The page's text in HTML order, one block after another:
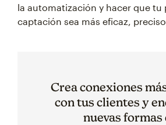
la automatización y hacer que tu
captación sea más eficaz,
Crea conexiones
con tus clientes y
nuevas formas